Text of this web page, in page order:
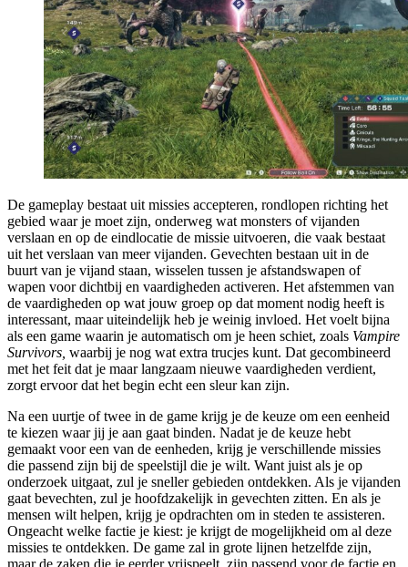
De gameplay bestaat uit missies accepteren, rondlopen richting het
gebied waar je moet zijn, onderweg wat monsters of vijanden
verslaan en op de eindlocatie de missie uitvoeren, die vaak bestaat
uit het verslaan van meer vijanden. Gevechten bestaan uit in de
buurt van je vijand staan, wisselen tussen je afstandswapen of
wapen voor dichtbij en vaardigheden activeren. Het afstemmen van
de vaardigheden op wat jouw groep op dat moment nodig heeft is
interessant, maar uiteindelijk heb je weinig invloed. Het voelt bijna
als een game waarin je automatisch om je heen schiet, zoals Vampire
Survivors, waarbij je nog wat extra trucjes kunt. Dat gecombineerd
met het feit dat je maar langzaam nieuwe vaardigheden verdient,
zorgt ervoor dat het begin echt een sleur kan zijn.
Na een uurtje of twee in de game krijg je de keuze om een eenheid
te kiezen waar jij je aan gaat binden. Nadat je de keuze hebt
gemaakt voor een van de eenheden, krijg je verschillende missies
die passend zijn bij de speelstijl die je wilt. Want juist als je op
onderzoek uitgaat, zul je sneller gebieden ontdekken. Als je vijanden
gaat bevechten, zul je hoofdzakelijk in gevechten zitten. En als je
mensen wilt helpen, krijg je opdrachten om in steden te assisteren.
Ongeacht welke factie je kiest: je krijgt de mogelijkheid om al deze
missies te ontdekken. De game zal in grote lijnen hetzelfde zijn,